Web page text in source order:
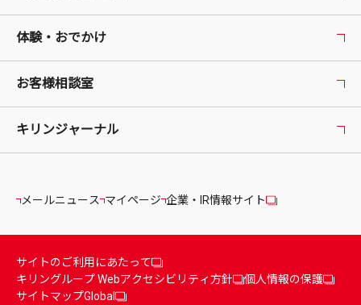
体験・おでかけ
お客様相談室
キリンジャーナル
メールニュース マイページ 企業・IR情報サイト
サイトのご利用にあたって
キリングループ Webアクセシビリティ方針
個人情報の保護
サイトマップGlobal